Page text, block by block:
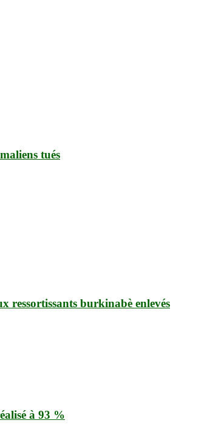
tués
ressortissants burkinabè enlevés
à 93 %